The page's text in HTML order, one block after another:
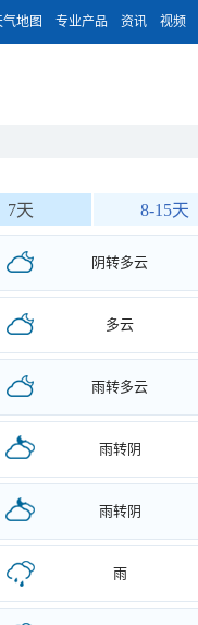
气地图 专业产品 资讯 视频
7天 8-15天
阴转多云
多云
雨转多云
雨转阴
雨转阴
雨